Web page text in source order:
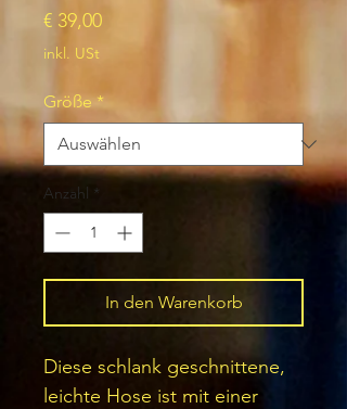
€ 39,00Preis
inkl. USt
Größe *
Anzahl *
In den Warenkorb
Diese schlank geschnittene,
leichte Hose ist mit einer